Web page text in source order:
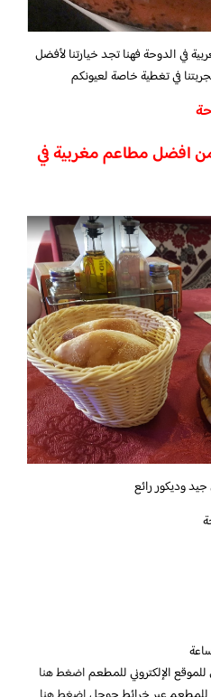
في الدوحة فهنا تجد خيارتنا لأفضل
في تغطية خاصة لعيونكم
افضل مطاعم مغربية في
وديكور رائع
الإلكتروني للمطعماضغط هنا